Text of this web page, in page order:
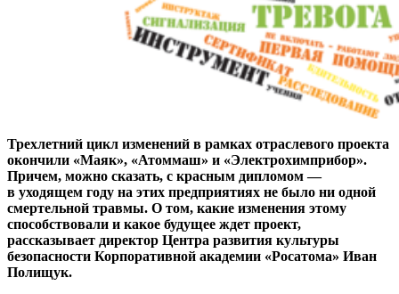
Трехлетний цикл изменений в рамках отраслевого проекта
окончили «Маяк», «Атоммаш» и «Электрохимприбор».
Причем, можно сказать, с красным дипломом — ​
в уходящем году на этих предприятиях не было ни одной
смертельной травмы. О том, какие изменения этому
способствовали и какое будущее ждет проект,
рассказывает директор Центра развития культуры
безопасности Корпоративной академии «Росатома» Иван
Полищук.